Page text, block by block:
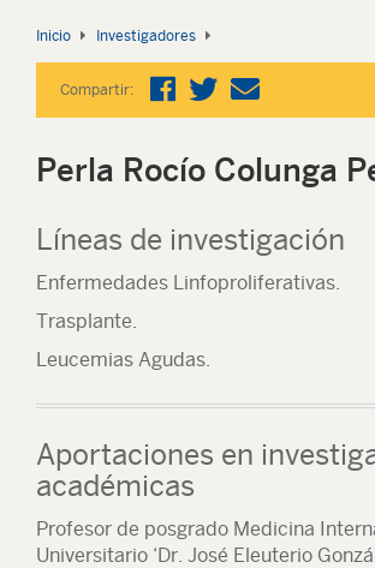
Inicio Investigadores
Compartir:
Perla Rocío Colunga
Líneas de investigación
Enfermedades Linfoproliferativas.
Trasplante.
Leucemias Agudas.
Aportaciones en
académicas
Profesor de posgrado Medicina
Universitario ‘Dr. José Eleuterio